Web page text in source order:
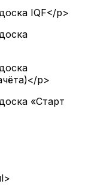
IQF</p>
p>
«Старт